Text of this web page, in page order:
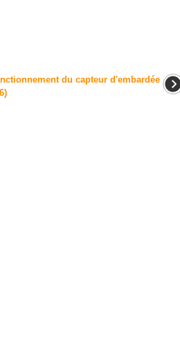
du capteur d'embardée